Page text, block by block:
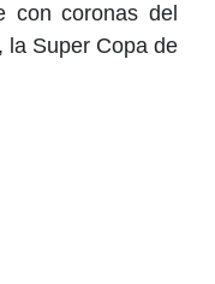
con coronas del
la Super Copa de